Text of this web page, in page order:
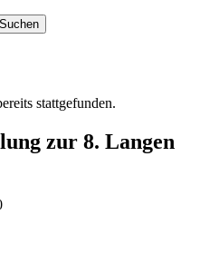
stattgefunden.
zur 8. Langen